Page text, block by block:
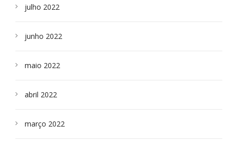
julho 2022
junho 2022
maio 2022
abril 2022
março 2022